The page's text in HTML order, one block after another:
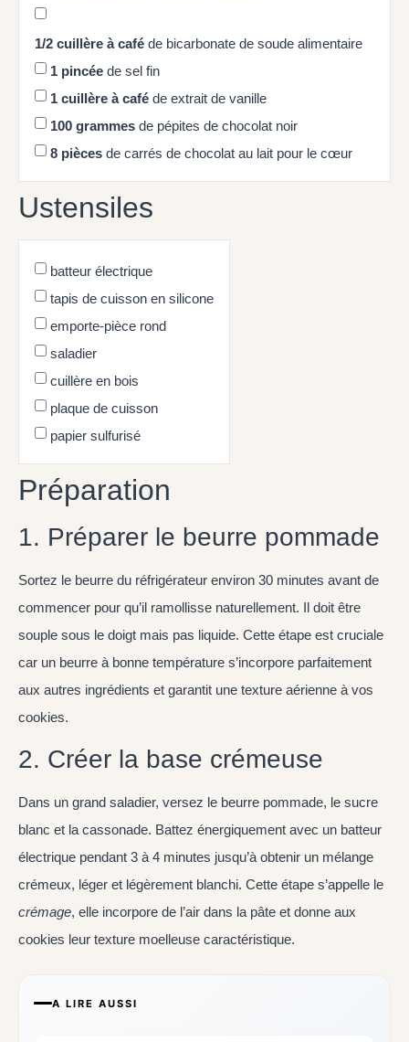
1/2 cuillère à café de bicarbonate de soude alimentaire
1 pincée de sel fin
1 cuillère à café de extrait de vanille
100 grammes de pépites de chocolat noir
8 pièces de carrés de chocolat au lait pour le cœur
Ustensiles
batteur électrique
tapis de cuisson en silicone
emporte-pièce rond
saladier
cuillère en bois
plaque de cuisson
papier sulfurisé
Préparation
1. Préparer le beurre pommade
Sortez le beurre du réfrigérateur environ 30 minutes avant de
commencer pour qu’il ramollisse naturellement. Il doit être
souple sous le doigt mais pas liquide. Cette étape est cruciale
car un beurre à bonne température s’incorpore parfaitement
aux autres ingrédients et garantit une texture aérienne à vos
cookies.
2. Créer la base crémeuse
Dans un grand saladier, versez le beurre pommade, le sucre
blanc et la cassonade. Battez énergiquement avec un batteur
électrique pendant 3 à 4 minutes jusqu’à obtenir un mélange
crémeux, léger et légèrement blanchi. Cette étape s’appelle le
crémage, elle incorpore de l’air dans la pâte et donne aux
cookies leur texture moelleuse caractéristique.
A LIRE AUSSI